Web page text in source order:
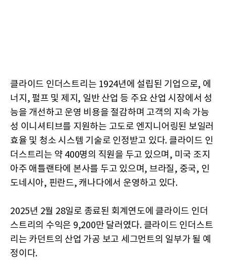
클라이드 인더스트리는 1924년에 설립된 기업으로, 에
너지, 펄프 및 제지, 일반 산업 등 주요 산업 시장에서 성
능을 개선하고 운영 비용을 절감하며 고객의 지속 가능
성 이니셔티브를 지원하는 고도로 엔지니어링된 보일러
효율 및 청소 시스템 기술로 인정받고 있다. 클라이드 인
더스트리는 약 400명의 직원을 두고 있으며, 미국 조지
아주 애틀랜타에 본사를 두고 있으며, 브라질, 중국, 인
도네시아, 핀란드, 캐나다에서 운영하고 있다.
2025년 2월 28일로 종료된 회계연도에 클라이드 인더
스트리의 수익은 9,200만 달러였다. 클라이드 인더스트
리는 카던트의 산업 가공 보고 세그먼트의 일부가 될 예
정이다.